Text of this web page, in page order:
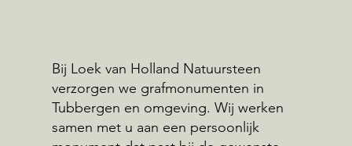
Bij Loek van Holland Natuursteen
verzorgen we grafmonumenten in
Tubbergen en omgeving. Wij werken
samen met u aan een persoonlijk